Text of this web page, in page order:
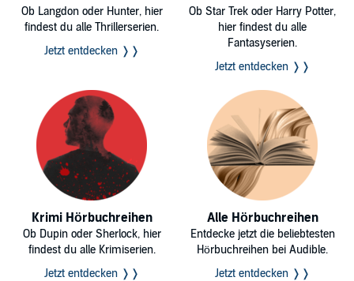
Ob Langdon oder Hunter, hier
findest du alle Thrillerserien.
Jetzt entdecken ❭❭
Ob Star Trek oder Harry Potter,
hier findest du alle
Fantasyserien.
Jetzt entdecken ❭❭
Krimi Hörbuchreihen
Ob Dupin oder Sherlock, hier
findest du alle Krimiserien.
Jetzt entdecken ❭❭
Alle Hörbuchreihen
Entdecke jetzt die beliebtesten
Hörbuchreihen bei Audible.
Jetzt entdecken ❭❭